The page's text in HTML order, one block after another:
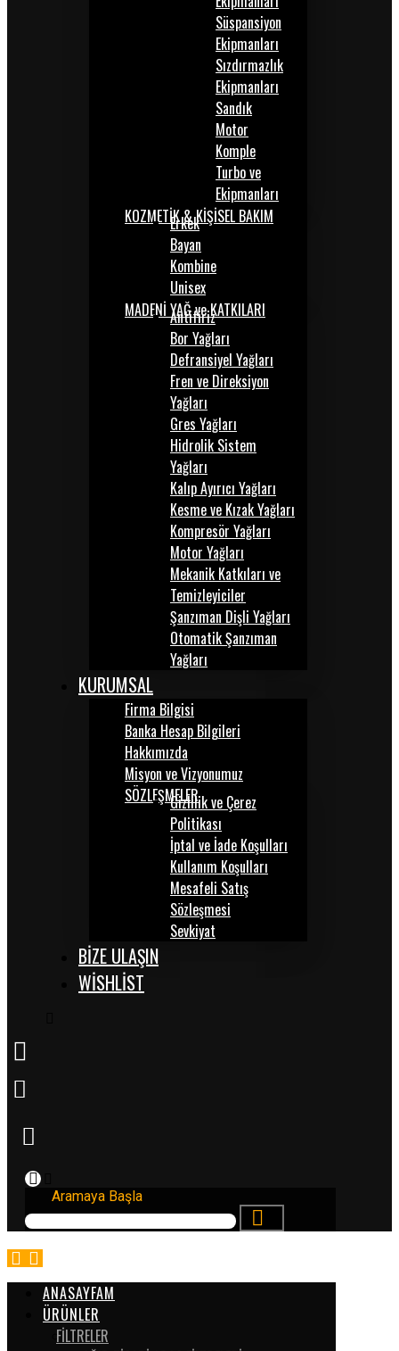
Süspansiyon
Ekipmanları
Sızdırmazlık
Ekipmanları
Sandık
Motor
Komple
Turbo ve
Ekipmanları
KOZMETİK & KİŞİSEL BAKIM
Erkek
Bayan
Kombine
Unisex
MADENİ YAĞ ve KATKILARI
Antifiriz
Bor Yağları
Defransiyel Yağları
Fren ve Direksiyon
Yağları
Gres Yağları
Hidrolik Sistem
Yağları
Kalıp Ayırıcı Yağları
Kesme ve Kızak Yağları
Kompresör Yağları
Motor Yağları
Mekanik Katkıları ve
Temizleyiciler
Şanzıman Dişli Yağları
Otomatik Şanzıman
Yağları
KURUMSAL
Firma Bilgisi
Banka Hesap Bilgileri
Hakkımızda
Misyon ve Vizyonumuz
SÖZLEŞMELERGizlilik ve Çerez
Politikası
İptal ve İade Koşulları
Kullanım Koşulları
Mesafeli Satış
Sözleşmesi
Sevkiyat
BİZE ULAŞIN
WISHLIST
Aramaya Başla
ANASAYFAM
ÜRÜNLER
FİLTRELER